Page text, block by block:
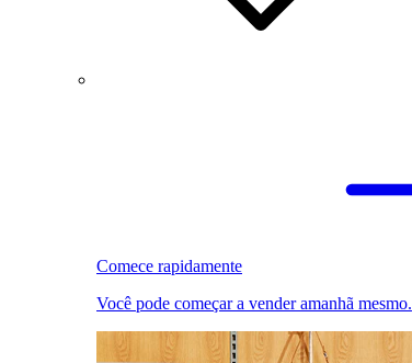
Comece rapidamente
Você pode começar a vender amanhã mesmo.